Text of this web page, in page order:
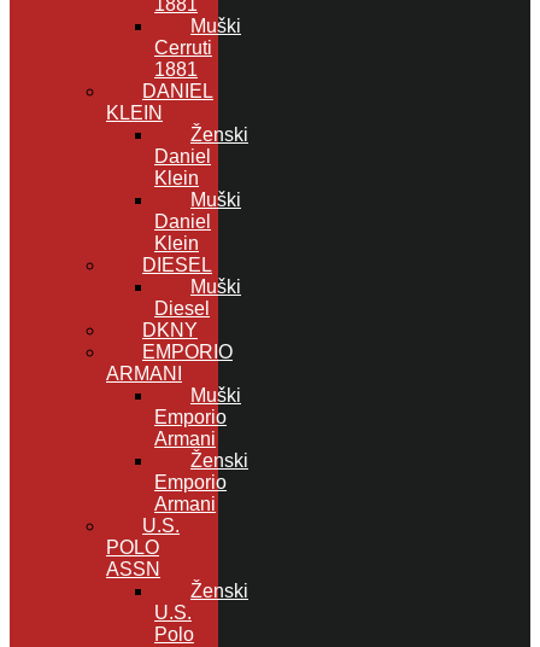
Muški
Cerruti
1881
DANIEL
KLEIN
Ženski
Daniel
Klein
Muški
Daniel
Klein
DIESEL
Muški
Diesel
DKNY
EMPORIO
ARMANI
Muški
Emporio
Armani
Ženski
Emporio
Armani
U.S.
POLO
ASSN
Ženski
U.S.
Polo